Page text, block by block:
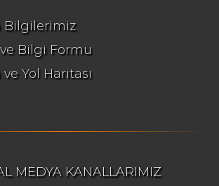
Bilgilerimiz
Bilgi Formu
Yol Haritası
MEDYA KANALLARIMIZ